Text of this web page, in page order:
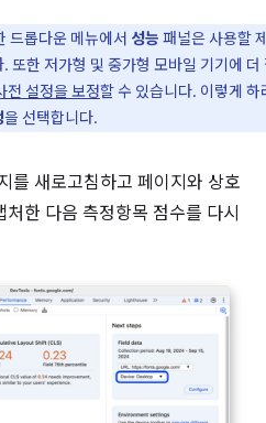
드롭다운 메뉴에서 성능 패널은 사용할
또한 저가형 및 중가형 모바일 기기에 더
전 설정을 보정할 수 있습니다. 이렇게 하
을 선택합니다.
를 새로고침하고 페이지와 상호
한 다음 측정항목 점수를 다시